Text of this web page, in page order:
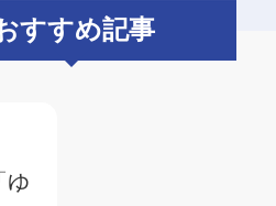
すすめ記事
ゆ